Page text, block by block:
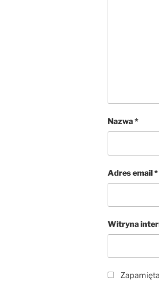
Nazwa*
Adres email*
Witryna